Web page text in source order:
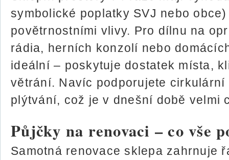
symbolické poplatky SVJ nebo
povětrnostními vlivy. Pro dílnu na
rádia, herních konzolí nebo
ideální – poskytuje dostatek místa,
větrání. Navíc podporujete
plýtvání, což je v dnešní době velmi
Půjčky na renovaci – co vše
Samotná renovace sklepa zahrnuje